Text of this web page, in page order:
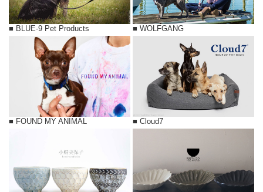
■ BLUE-9 Pet Products ■ WOLFGANG
■ FOUND MY ANIMAL ■ Cloud7